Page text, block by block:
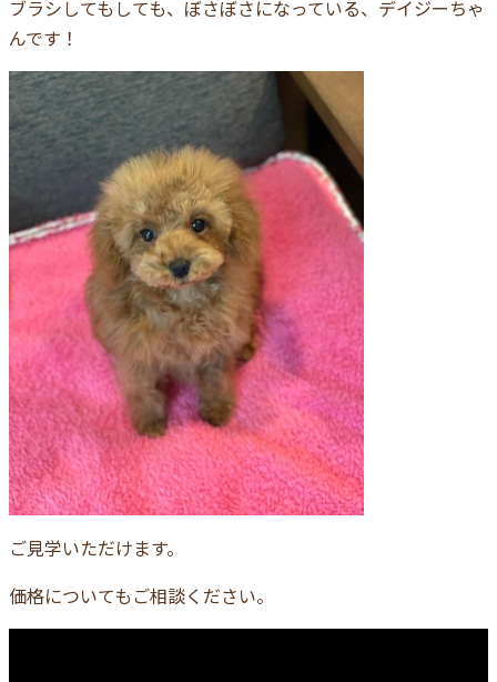
ブラシしてもしても、ぼさぼさになっている、デイジーちゃ
んです！
ご見学いただけます。
価格についてもご相談ください。